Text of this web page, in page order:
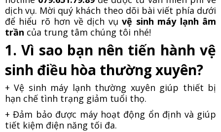
dịch vụ. Mời quý khách theo dõi bài viết phía dưới
để hiểu rõ hơn về dịch vụvệ sinh máy lạnh âm
trần của trung tâm chúng tôi nhé!
1. Vì sao bạn nên tiến hành vệ
sinh điều hòa thường xuyên?
+ Vệ sinh máy lạnh thường xuyên giúp thiết bị
hạn chế tình trạng giảm tuổi thọ.
+ Đảm bảo được máy hoạt động ổn định và giúp
tiết kiệm điện năng tối đa.